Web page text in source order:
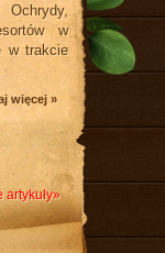
w
w trakcie
więcej »